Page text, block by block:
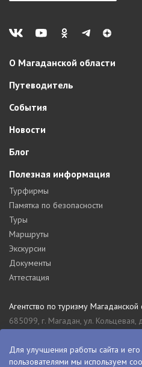
О Магаданской области
Путеводитель
События
Новости
Блог
Полезная информация
Турфирмы
Памятка по безопасности
Туры
Маршруты
Экскурсии
Документы
Аттестация
Агентство по туризму Магаданской
685099, г. Магадан, ул. Кольцевая,
8 (4132) 61-76-67
Для улучшения работы сайта и
пользователями мы используем